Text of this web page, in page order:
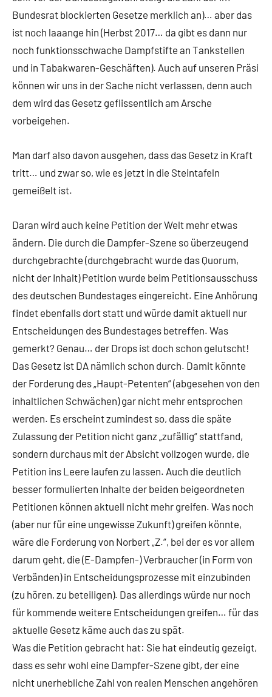
Bundesrat blockierten Gesetze merklich an)… aber das
ist noch laaange hin (Herbst 2017… da gibt es dann nur
noch funktionsschwache Dampfstifte an Tankstellen
und in Tabakwaren-Geschäften). Auch auf unseren Präsi
können wir uns in der Sache nicht verlassen, denn auch
dem wird das Gesetz geflissentlich am Arsche
vorbeigehen.
Man darf also davon ausgehen, dass das Gesetz in Kraft
tritt… und zwar so, wie es jetzt in die Steintafeln
gemeißelt ist.
Daran wird auch keine Petition der Welt mehr etwas
ändern. Die durch die Dampfer-Szene so überzeugend
durchgebrachte (durchgebracht wurde das Quorum,
nicht der Inhalt) Petition wurde beim Petitionsausschuss
des deutschen Bundestages eingereicht. Eine Anhörung
findet ebenfalls dort statt und würde damit aktuell nur
Entscheidungen des Bundestages betreffen. Was
gemerkt? Genau… der Drops ist doch schon gelutscht!
Das Gesetz ist DA nämlich schon durch. Damit könnte
der Forderung des „Haupt-Petenten“ (abgesehen von den
inhaltlichen Schwächen) gar nicht mehr entsprochen
werden. Es erscheint zumindest so, dass die späte
Zulassung der Petition nicht ganz „zufällig“ stattfand,
sondern durchaus mit der Absicht vollzogen wurde, die
Petition ins Leere laufen zu lassen. Auch die deutlich
besser formulierten Inhalte der beiden beigeordneten
Petitionen können aktuell nicht mehr greifen. Was noch
(aber nur für eine ungewisse Zukunft) greifen könnte,
wäre die Forderung von Norbert „Z.“, bei der es vor allem
darum geht, die (E-Dampfen-) Verbraucher (in Form von
Verbänden) in Entscheidungsprozesse mit einzubinden
(zu hören, zu beteiligen). Das allerdings würde nur noch
für kommende weitere Entscheidungen greifen… für das
aktuelle Gesetz käme auch das zu spät.
Was die Petition gebracht hat: Sie hat eindeutig gezeigt,
dass es sehr wohl eine Dampfer-Szene gibt, der eine
nicht unerhebliche Zahl von realen Menschen angehören